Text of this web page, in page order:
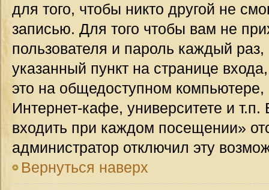
для того, чтобы никто другой не
записью. Для того чтобы вам не
пользователя и пароль каждый
указанный пункт на странице
это на общедоступном
Интернет-кафе, университете и т.п.
входить при каждом посещении»
администратор отключил эту
Вернуться наверх